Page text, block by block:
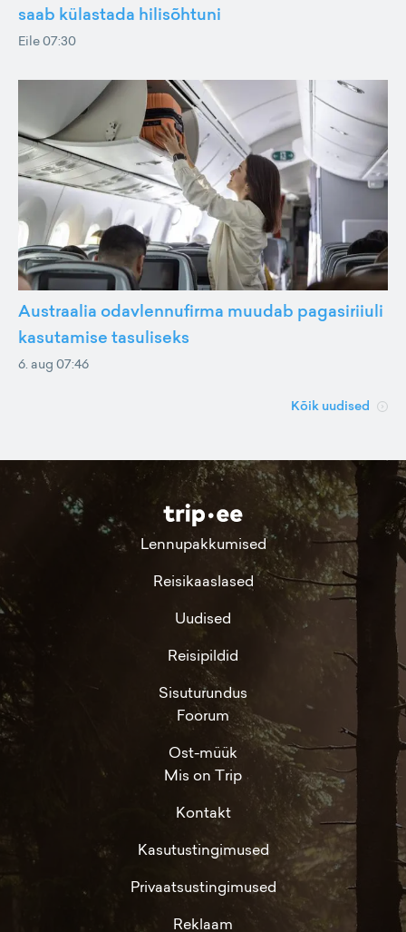
saab külastada hilisõhtuni
Eile 07:30
Austraalia odavlennufirma muudab pagasiriiuli
kasutamise tasuliseks
6. aug 07:46
Kõik uudised
Lennupakkumised
Reisikaaslased
Uudised
Reisipildid
Sisuturundus
Foorum
Ost-müük
Mis on Trip
Kontakt
Kasutustingimused
Privaatsustingimused
Reklaam